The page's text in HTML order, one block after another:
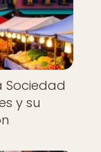
Sociedad
y su